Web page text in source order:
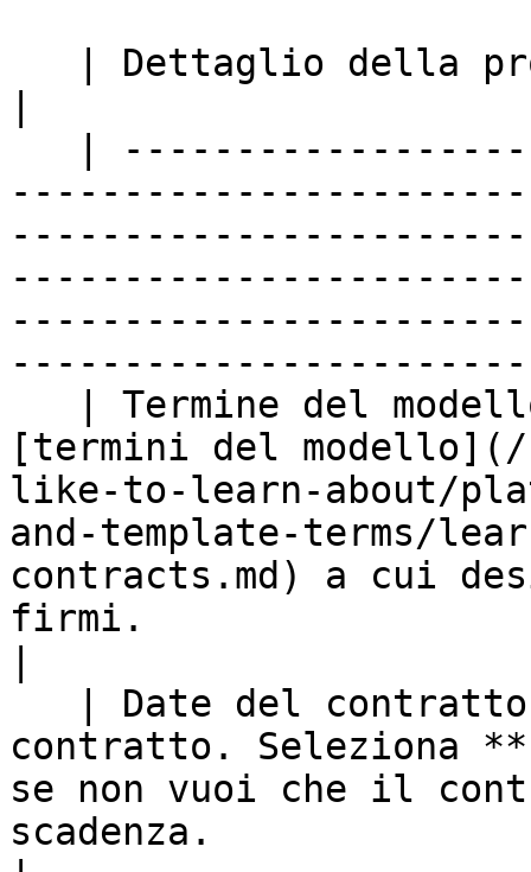
[termini del modello](/
like-to-learn-about/
and-template-terms/
contracts.md) a cui
firmi.
contratto. Seleziona
se non vuoi che il
scadenza.